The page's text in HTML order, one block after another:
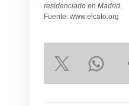
residenciado en Madrid.
Fuente: www.elcato.org